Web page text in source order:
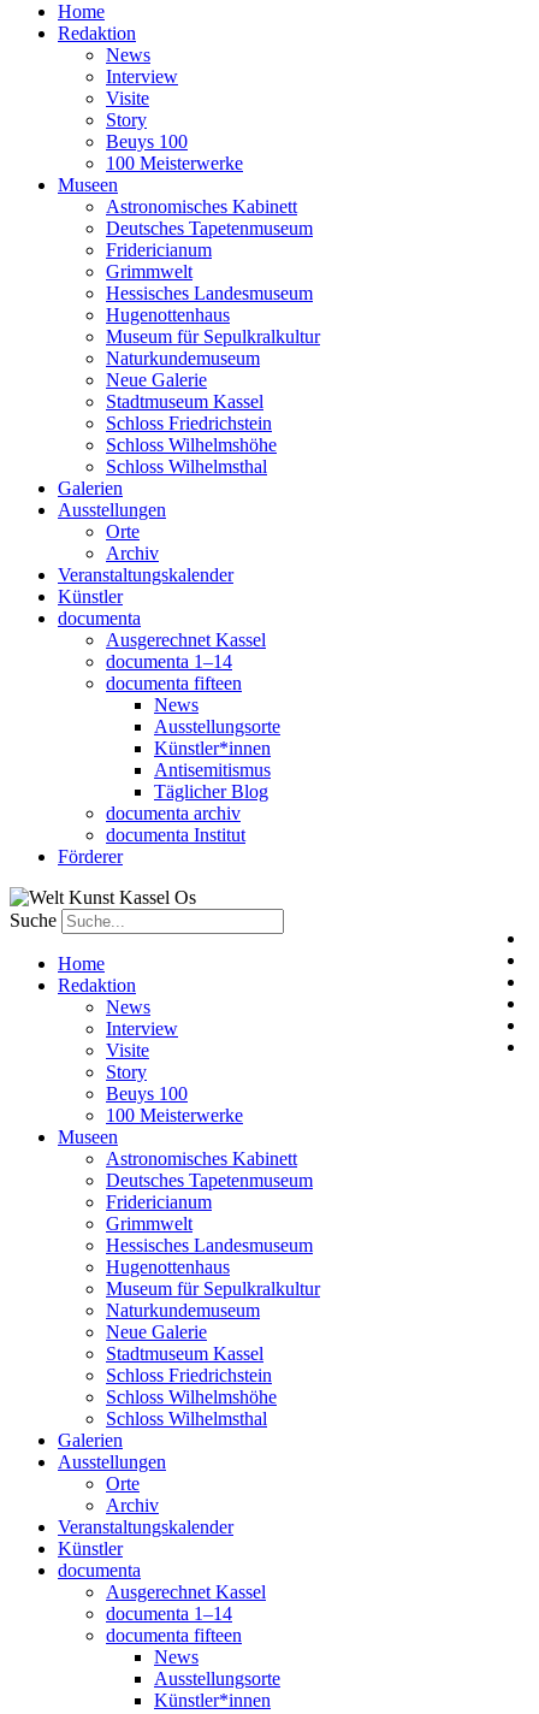
Home
Redaktion
News
Interview
Visite
Story
Beuys 100
100 Meisterwerke
Museen
Astronomisches Kabinett
Deutsches Tapetenmuseum
Fridericianum
Grimmwelt
Hessisches Landesmuseum
Hugenottenhaus
Museum für Sepulkralkultur
Naturkundemuseum
Neue Galerie
Stadtmuseum Kassel
Schloss Friedrichstein
Schloss Wilhelmshöhe
Schloss Wilhelmsthal
Galerien
Ausstellungen
Orte
Archiv
Veranstaltungskalender
Künstler
documenta
Ausgerechnet Kassel
documenta 1–14
documenta fifteen
News
Ausstellungsorte
Künstler*innen
Antisemitismus
Täglicher Blog
documenta archiv
documenta Institut
Förderer
Suche
Home
Redaktion
News
Interview
Visite
Story
Beuys 100
100 Meisterwerke
Museen
Astronomisches Kabinett
Deutsches Tapetenmuseum
Fridericianum
Grimmwelt
Hessisches Landesmuseum
Hugenottenhaus
Museum für Sepulkralkultur
Naturkundemuseum
Neue Galerie
Stadtmuseum Kassel
Schloss Friedrichstein
Schloss Wilhelmshöhe
Schloss Wilhelmsthal
Galerien
Ausstellungen
Orte
Archiv
Veranstaltungskalender
Künstler
documenta
Ausgerechnet Kassel
documenta 1–14
documenta fifteen
News
Ausstellungsorte
Künstler*innen